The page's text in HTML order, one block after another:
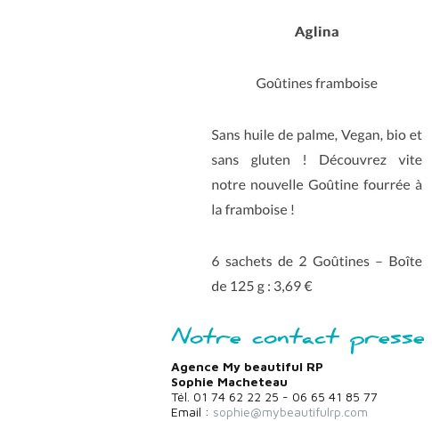
Notre contact presse
Agence My beautiful RP
Sophie Macheteau
Tél. 01 74 62 22 25 - 06 65 41 85 77
Email : sophie@mybeautifulrp.com